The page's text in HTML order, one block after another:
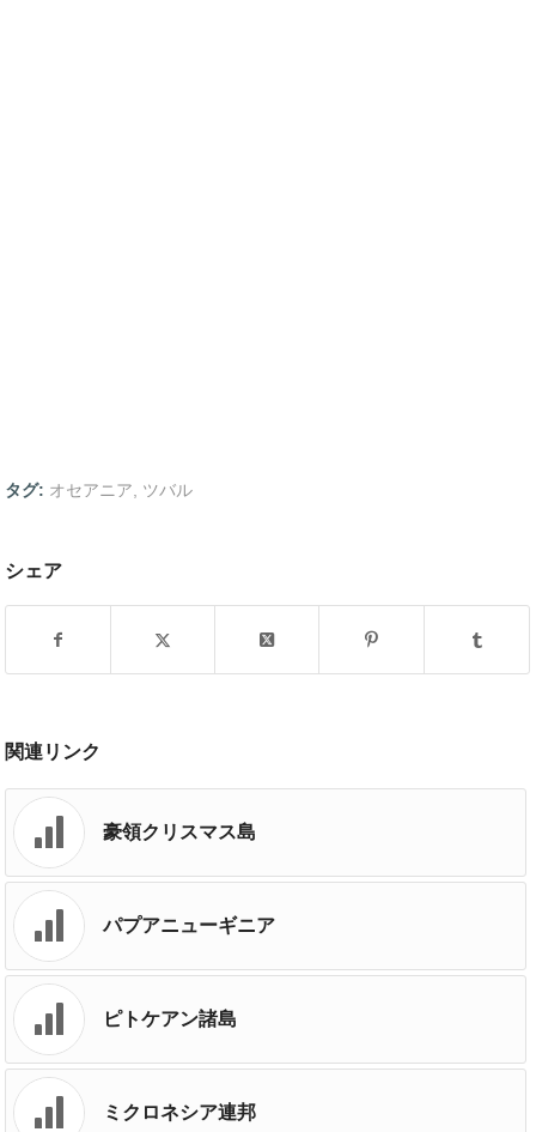
タグ: オセアニア ツバル
シェア
関連リンク
豪領クリスマス島
パプアニューギニア
ピトケアン諸島
ミクロネシア連邦